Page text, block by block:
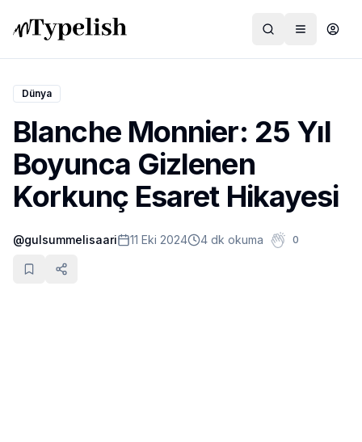
Dünya
Film ve Dizi
Kültür ve Sanat
Sağlık
Siyaset ve Tarih
Dünya
Blanche Monnier: 25 Yıl
Boyunca Gizlenen
Korkunç Esaret Hikayesi
@gulsummelisaari 11 Eki 2024 4 dk okuma 0